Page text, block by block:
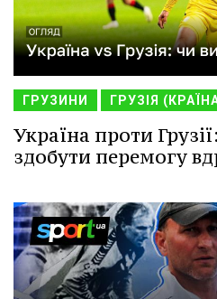
ГРУЗИНИ ГРУЗІЯ
Україна проти
здобути перемогу